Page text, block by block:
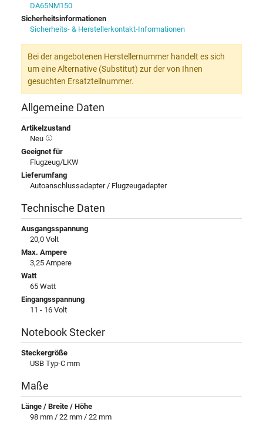
DA65NM150
Sicherheitsinformationen
Sicherheits- & Herstellerkontakt-Informationen
Bei der angebotenen Herstellernummer handelt es sich
um eine Alternative (Substitut) zur der von Ihnen
gesuchten Ersatzteilnummer.
Allgemeine Daten
Artikelzustand
Neu
Geeignet für
Flugzeug/LKW
Lieferumfang
Autoanschlussadapter / Flugzeugadapter
Technische Daten
Ausgangsspannung
20,0 Volt
Max. Ampere
3,25 Ampere
Watt
65 Watt
Eingangsspannung
11 - 16 Volt
Notebook Stecker
Steckergröße
USB Typ-C mm
Maße
Länge / Breite / Höhe
98 mm / 22 mm / 22 mm